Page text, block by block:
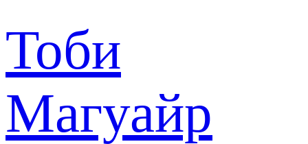
Тоби
Магуайр